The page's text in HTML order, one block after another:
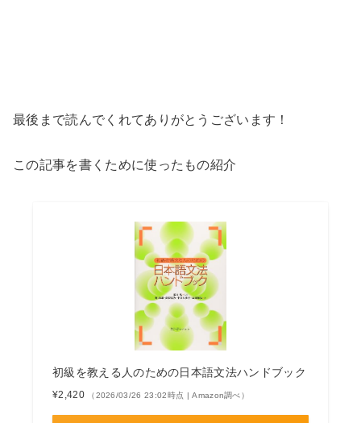
最後まで読んでくれてありがとうございます！
この記事を書くために使ったもの紹介
初級を教える人のための日本語文法ハンドブック
¥2,420 （2026/03/26 23:02時点 | Amazon調べ）